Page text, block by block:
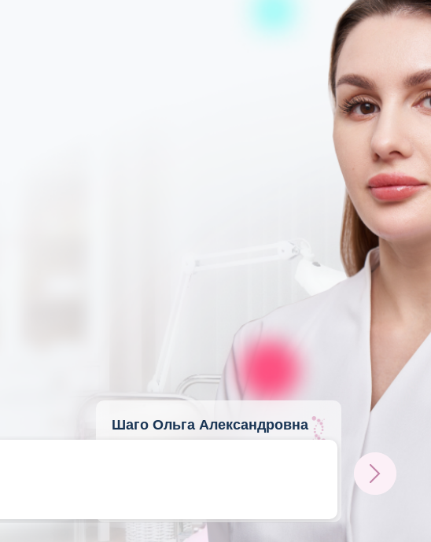
Шаго Ольга Александровна